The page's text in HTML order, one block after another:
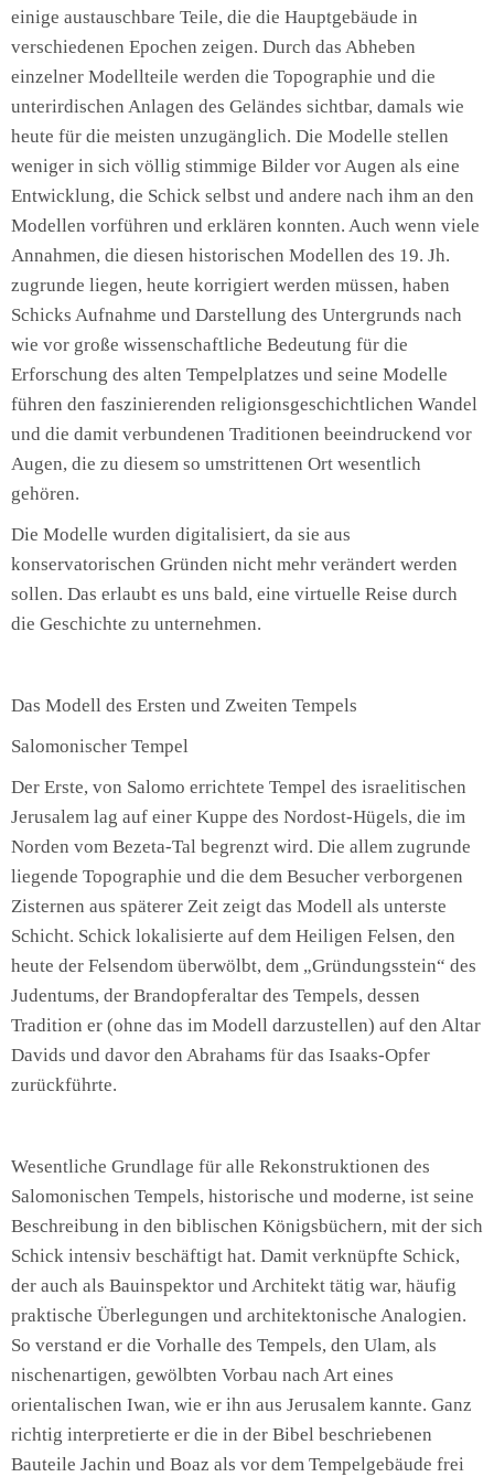
einige austauschbare Teile, die die Hauptgebäude in
verschiedenen Epochen zeigen. Durch das Abheben
einzelner Modellteile werden die Topographie und die
unterirdischen Anlagen des Geländes sichtbar, damals wie
heute für die meisten unzugänglich. Die Modelle stellen
weniger in sich völlig stimmige Bilder vor Augen als eine
Entwicklung, die Schick selbst und andere nach ihm an den
Modellen vorführen und erklären konnten. Auch wenn viele
Annahmen, die diesen historischen Modellen des 19. Jh.
zugrunde liegen, heute korrigiert werden müssen, haben
Schicks Aufnahme und Darstellung des Untergrunds nach
wie vor große wissenschaftliche Bedeutung für die
Erforschung des alten Tempelplatzes und seine Modelle
führen den faszinierenden religionsgeschichtlichen Wandel
und die damit verbundenen Traditionen beeindruckend vor
Augen, die zu diesem so umstrittenen Ort wesentlich
gehören.
Die Modelle wurden digitalisiert, da sie aus
konservatorischen Gründen nicht mehr verändert werden
sollen. Das erlaubt es uns bald, eine virtuelle Reise durch
die Geschichte zu unternehmen.
Das Modell des Ersten und Zweiten Tempels
Salomonischer Tempel
Der Erste, von Salomo errichtete Tempel des israelitischen
Jerusalem lag auf einer Kuppe des Nordost-Hügels, die im
Norden vom Bezeta-Tal begrenzt wird. Die allem zugrunde
liegende Topographie und die dem Besucher verborgenen
Zisternen aus späterer Zeit zeigt das Modell als unterste
Schicht. Schick lokalisierte auf dem Heiligen Felsen, den
heute der Felsendom überwölbt, dem „Gründungsstein“ des
Judentums, der Brandopferaltar des Tempels, dessen
Tradition er (ohne das im Modell darzustellen) auf den Altar
Davids und davor den Abrahams für das Isaaks-Opfer
zurückführte.
Wesentliche Grundlage für alle Rekonstruktionen des
Salomonischen Tempels, historische und moderne, ist seine
Beschreibung in den biblischen Königsbüchern, mit der sich
Schick intensiv beschäftigt hat. Damit verknüpfte Schick,
der auch als Bauinspektor und Architekt tätig war, häufig
praktische Überlegungen und architektonische Analogien.
So verstand er die Vorhalle des Tempels, den Ulam, als
nischenartigen, gewölbten Vorbau nach Art eines
orientalischen Iwan, wie er ihn aus Jerusalem kannte. Ganz
richtig interpretierte er die in der Bibel beschriebenen
Bauteile Jachin und Boaz als vor dem Tempelgebäude frei